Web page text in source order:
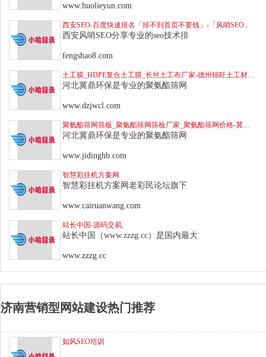
www.huolieyun.com
西安SEO-百度快速排名「排不到首页不要钱」-「风哨SEO」
西安风哨SEO分享专业的seo技术排
fengshao8.com
河北冀鼎环保是专业的聚氨酯筛网
www.dzjwcl.com
河北冀鼎环保是专业的聚氨酯筛网
www.jidinghb.com
智慧彩挂机方案网
智慧彩挂机方案网老彩民论坛旗下
www.cairuanwang.com
站长中国-源码交易,
站长中国（www.zzzg.cc）是国内最大
www.zzzg.cc
济南营销型网站建设热门推荐
如风SEO培训